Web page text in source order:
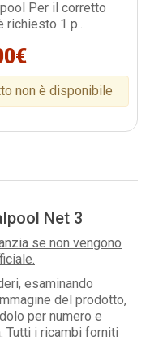
Per il corretto
richiesto 1 p..
non è disponibile
Net 3
se non vengono
esaminando
del prodotto,
per numero e
Tutti i ricambi forniti